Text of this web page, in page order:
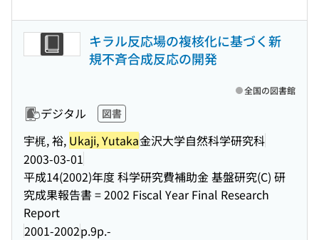
キラル反応場の複核化に基づく新
規不斉合成反応の開発
デジタル 図書
宇梶, 裕, Ukaji, Yutaka金沢大学自然科学研究科
2003-03-01
平成14(2002)年度 科学研究費補助金 基盤研究(C) 研
究成果報告書 = 2002 Fiscal Year Final Research
Report
2001-2002p.9p.-
全国の図書館